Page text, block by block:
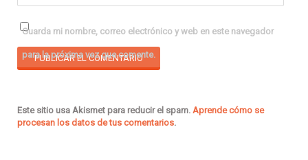
Guarda mi nombre, correo electrónico y web en este navegador
para la próxima vez que comente.
Este sitio usa Akismet para reducir el spam. Aprende cómo se
procesan los datos de tus comentarios.